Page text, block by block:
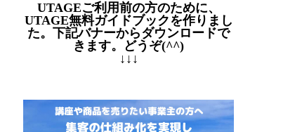
UTAGEご利用前の方のために、
UTAGE無料ガイドブックを作りまし
た。下記バナーからダウンロードで
きます。どうぞ(^^)
↓↓↓